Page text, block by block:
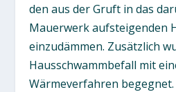
den aus der Gruft in das
Mauerwerk aufsteigenden
einzudämmen. Zusätzlich
Hausschwammbefall mit
Wärmeverfahren begegnet.